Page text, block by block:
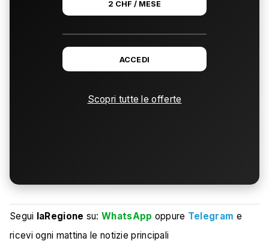
2 CHF / MESE
ACCEDI
Scopri tutte le offerte
Segui laRegione su:WhatsApp oppure Telegram e
ricevi ogni mattina le notizie principali